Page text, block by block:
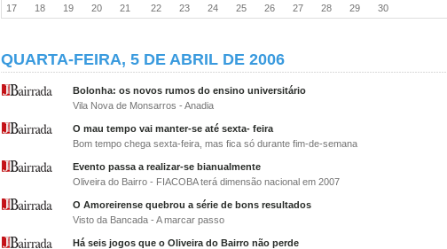
17
18 19 20 21 22 23 24 25 26 27 28 29 30
QUARTA-FEIRA, 5 DE ABRIL DE 2006
Bolonha: os novos rumos do ensino universitário
Vila Nova de Monsarros - Anadia
O mau tempo vai manter-se até sexta- feira
Bom tempo chega sexta-feira, mas fica só durante fim-de-semana
Evento passa a realizar-se bianualmente
Oliveira do Bairro - FIACOBA terá dimensão nacional em 2007
O Amoreirense quebrou a série de bons resultados
Visto da Bancada - A marcar passo
Há seis jogos que o Oliveira do Bairro não perde